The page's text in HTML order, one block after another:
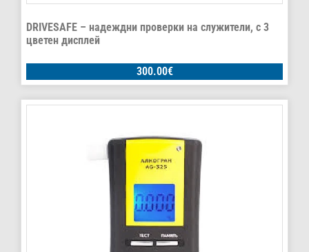
DRIVESAFE – надеждни проверки на служители, с 3
цветен дисплей
300.00€